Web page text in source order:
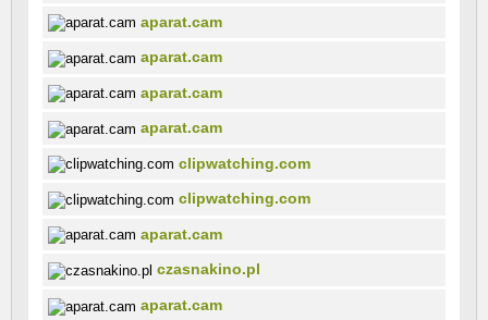
aparat.cam
aparat.cam
aparat.cam
aparat.cam
clipwatching.com
clipwatching.com
aparat.cam
czasnakino.pl
aparat.cam